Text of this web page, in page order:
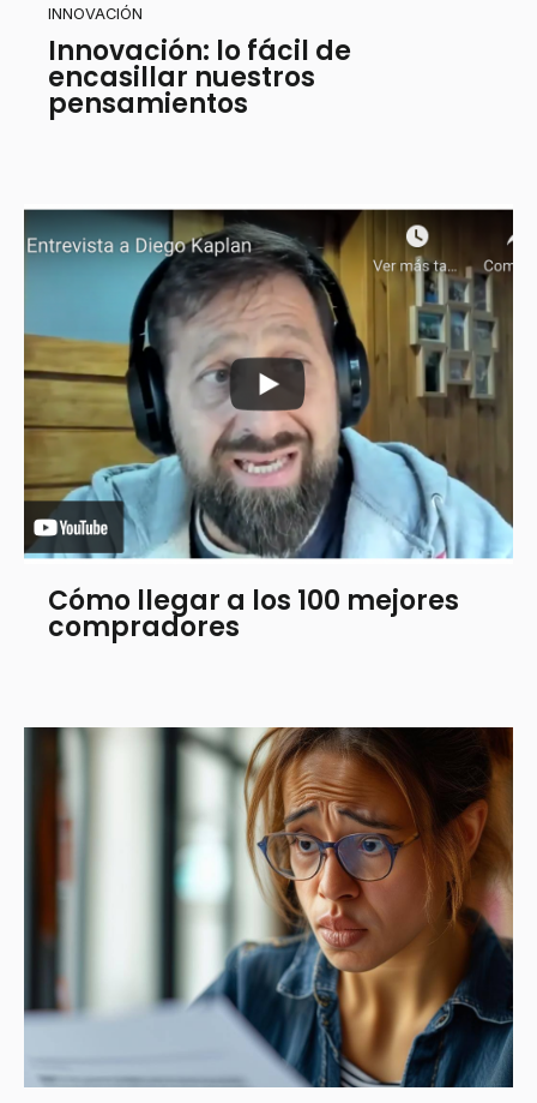
INNOVACIÓN
Innovación: lo fácil de
encasillar nuestros
pensamientos
Cómo llegar a los 100 mejores
compradores